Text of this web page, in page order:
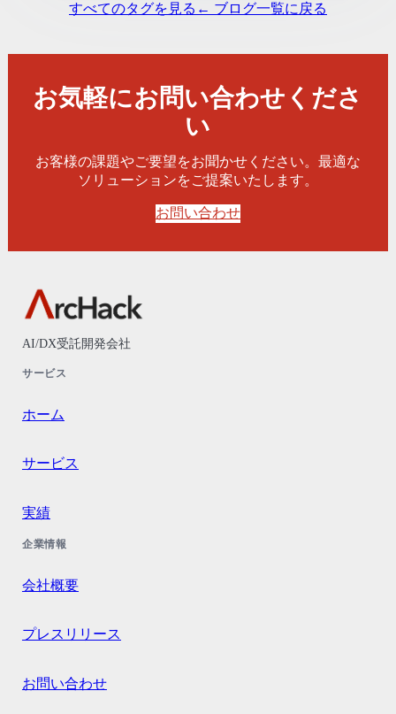
すべてのタグを見る ← ブログ一覧に戻る
お気軽にお問い合わせくださ
い
お客様の課題やご要望をお聞かせください。最適な
ソリューションをご提案いたします。
お問い合わせ
AI/DX受託開発会社
サービス
ホーム
サービス
実績
企業情報
会社概要
プレスリリース
お問い合わせ